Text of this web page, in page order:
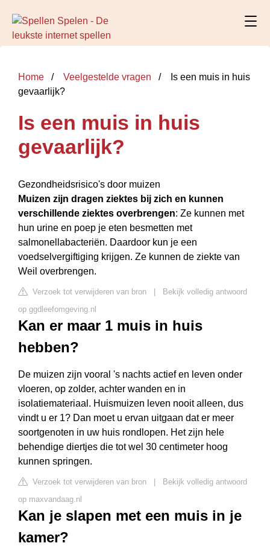
Home Veelgestelde vragen
Is een muis in huis
gevaarlijk?
Is een muis in huis
gevaarlijk?
Gezondheidsrisico's door muizen
Muizen zijn dragen ziektes bij zich en kunnen
verschillende ziektes overbrengen: Ze kunnen met
hun urine en poep je eten besmetten met
salmonellabacteriën. Daardoor kun je een
voedselvergiftiging krijgen. Ze kunnen de ziekte van
Weil overbrengen.
Verzoek tot verwijderen van bron
Bekijk volledig antwoord
op ggdleefomgeving.nl
Kan er maar 1 muis in huis
hebben?
De muizen zijn vooral 's nachts actief en leven onder
vloeren, op zolder, achter wanden en in
isolatiemateriaal. Huismuizen leven nooit alleen, dus
vindt u er 1? Dan moet u ervan uitgaan dat er meer
soortgenoten in uw huis rondlopen. Het zijn hele
behendige diertjes die tot wel 30 centimeter hoog
kunnen springen.
Verzoek tot verwijderen van bron
Bekijk volledig antwoord
op maxvandaag.nl
Kan je slapen met een muis in je
kamer?